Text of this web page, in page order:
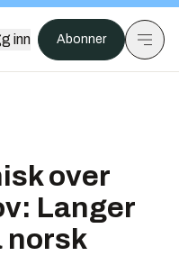
inn Abonner
over
Langer
norsk